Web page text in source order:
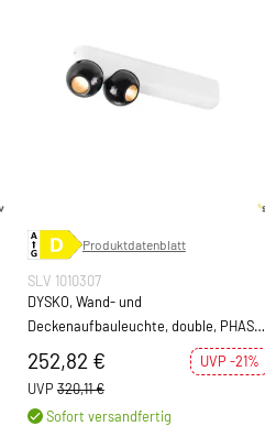
Produktdatenblatt
SLV 1010307
DYSKO, Wand- und
Deckenaufbauleuchte, double, PHASE,
2700K, 13 W, 36°, weiß / schwarz
252,82 €
UVP -21%
UVP 320,11 €
Sofort versandfertig